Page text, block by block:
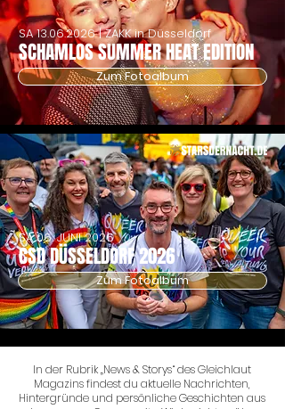
SCHAMLOS SUMMER HEAT EDITION
SA13.06.2026| ZAKK in Düsseldorf
Zum Fotoalbum
CSD DÜSSELDORF 2026
SA 06. JUNI 2026
Zum Fotoalbum
In der Rubrik „News & Storys“ des Gleichlaut
Magazins findest du aktuelle Nachrichten,
Hintergründe und persönliche Geschichten aus